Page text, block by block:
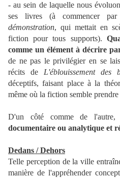
- au sein de laquelle nous
ses livres (à commencer
démonstration, qui mettait en
fiction pour tous supports).
comme un élément à décrire
de ne pas le privilégier en se
récits de L'éblouissement des
déceptifs, faisant place à la
même où la fiction semble prendre
D'un côté comme de l'autre,
documentaire ou analytique et
Dedans / Dehors
Telle perception de la ville
manière de l'appréhender